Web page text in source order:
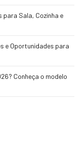
para Sala, Cozinha e
e Oportunidades para
Conheça o modelo